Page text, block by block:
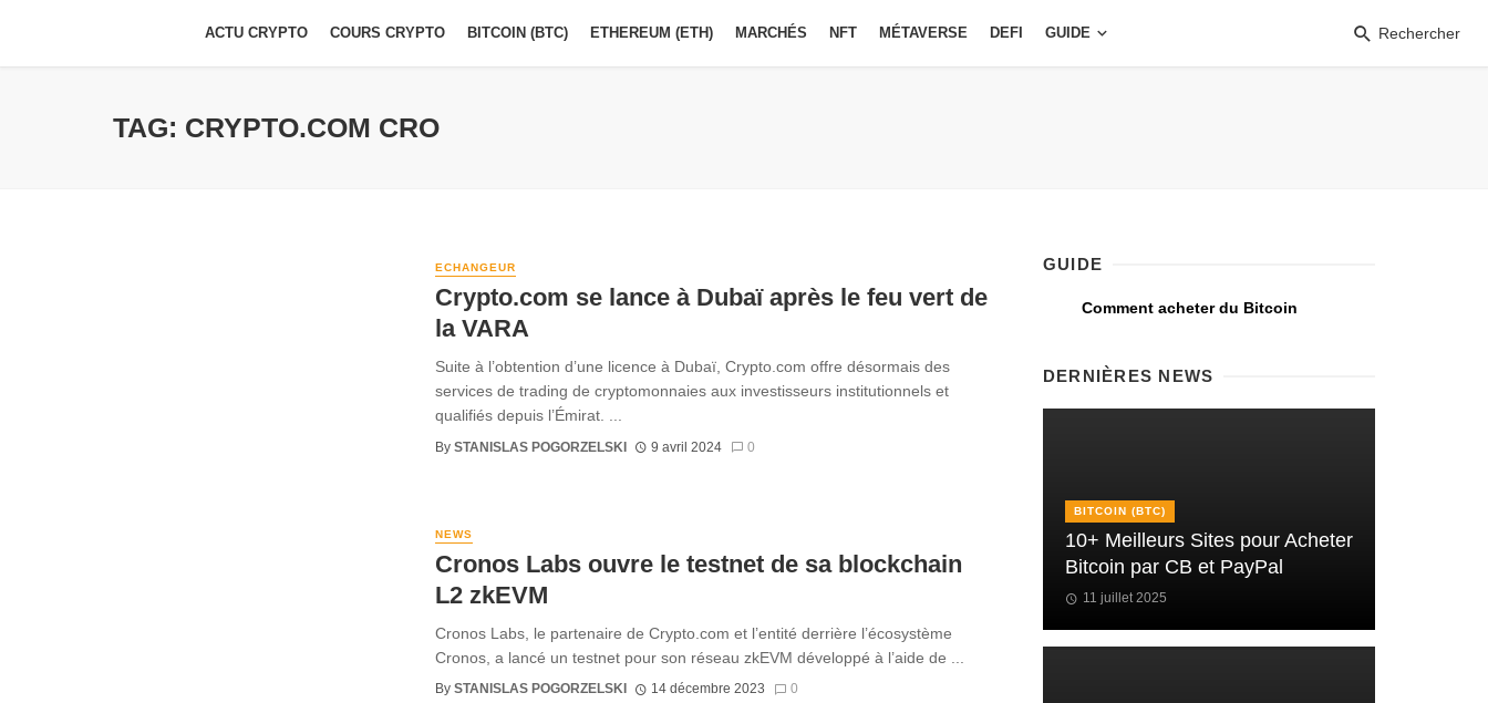
ACTU CRYPTO COURS CRYPTO BITCOIN (BTC) ETHEREUM (ETH) MARCHÉS NFT MÉTAVERSE DEFI GUIDE Rechercher
TAG: CRYPTO.COM CRO
ECHANGEUR
Crypto.com se lance à Dubaï après le feu vert de
la VARA
Suite à l’obtention d’une licence à Dubaï, Crypto.com offre désormais des
services de trading de cryptomonnaies aux investisseurs institutionnels et
qualifiés depuis l’Émirat. ...
By STANISLAS POGORZELSKI 9 avril 2024 0
NEWS
Cronos Labs ouvre le testnet de sa blockchain
L2 zkEVM
Cronos Labs, le partenaire de Crypto.com et l’entité derrière l’écosystème
Cronos, a lancé un testnet pour son réseau zkEVM développé à l’aide de ...
By STANISLAS POGORZELSKI 14 décembre 2023 0
GUIDE
Comment acheter du Bitcoin
DERNIÈRES NEWS
BITCOIN (BTC)
10+ Meilleurs Sites pour Acheter
Bitcoin par CB et PayPal
11 juillet 2025